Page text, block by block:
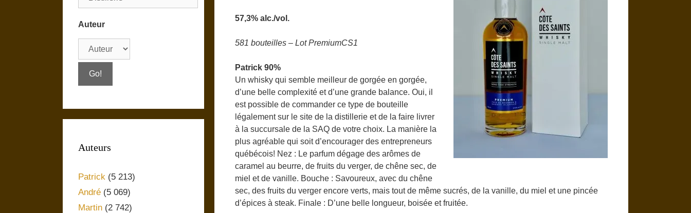
57,3% alc./vol.
581 bouteilles – Lot PremiumCS1
Patrick 90%
Un whisky qui semble meilleur de gorgée en gorgée,
d’une belle complexité et d’une grande balance. Oui, il
est possible de commander ce type de bouteille
légalement sur le site de la distillerie et de la faire livrer
à la succursale de la SAQ de votre choix. La manière la
plus agréable qui soit d’encourager des entrepreneurs
québécois! Nez : Le parfum dégage des arômes de
caramel au beurre, de fruits du verger, de chêne sec, de
miel et de vanille. Bouche : Savoureux, avec du chêne
sec, des fruits du verger encore verts, mais tout de même sucrés, de la vanille, du miel et une pincée
d’épices à steak. Finale : D’une belle longueur, boisée et fruitée.
Auteur
Auteurs
Patrick (5 213)
André (5 069)
Martin (2 742)